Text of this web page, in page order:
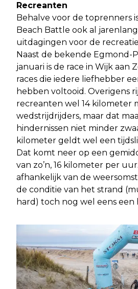
Recreanten
Behalve voor de toprenners
Beach Battle ook al
uitdagingen voor de
Naast de bekende Egmond-
januari is de race in Wijk aan
races die iedere liefhebber
hebben voltooid. Overigens
recreanten wel 14 kilometer
wedstrijdrijders, maar dat
hindernissen niet minder
kilometer geldt wel een
Dat komt neer op een
van zo’n, 16 kilometer per
afhankelijk van de
de conditie van het strand
hard) toch nog wel eens een